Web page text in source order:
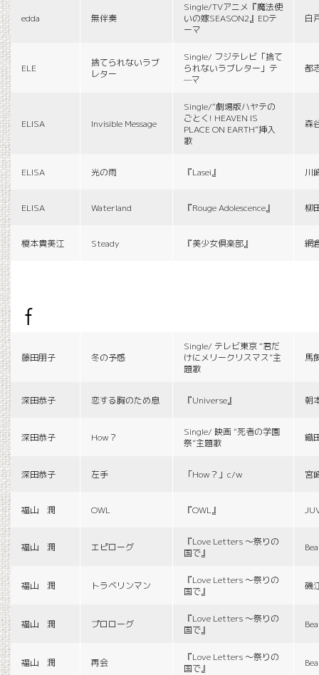
edda 無伴奏
Single/TVアニメ『魔法使
いの嫁SEASON2』EDテ
ーマ
白
ELE
捨てられないラブ
レター
Single/ フジテレビ「捨て
られないラブレター」テ
—マ
都
ELISA Invisible Message
Single/“劇場版ハヤテの
ごとく! HEAVEN IS
PLACE ON EARTH”挿入
歌
森
ELISA 光の雨 『Lasei』 川
ELISA Waterland 『Rouge Adolescence』 柳
榎本貴美江 Steady 『美少女倶楽部』 網
f
藤田朋子 冬の予感
Single/ テレビ東京 “君だ
けにメリークリスマス”主
題歌
馬
深田恭子 恋する胸のため息 『Universe』 朝
深田恭子 How？
Single/ 映画 “死者の学園
祭”主題歌
織
深田恭子 左手 「How？」c/w 宮
福山 潤 OWL 『OWL』
福山 潤 エピローグ
『Love Letters 〜祭りの
国で』
福山 潤 トラベリンマン
『Love Letters 〜祭りの
国で』
磯
福山 潤 プロローグ
『Love Letters 〜祭りの
国で』
福山 潤 再会
『Love Letters 〜祭りの
国で』